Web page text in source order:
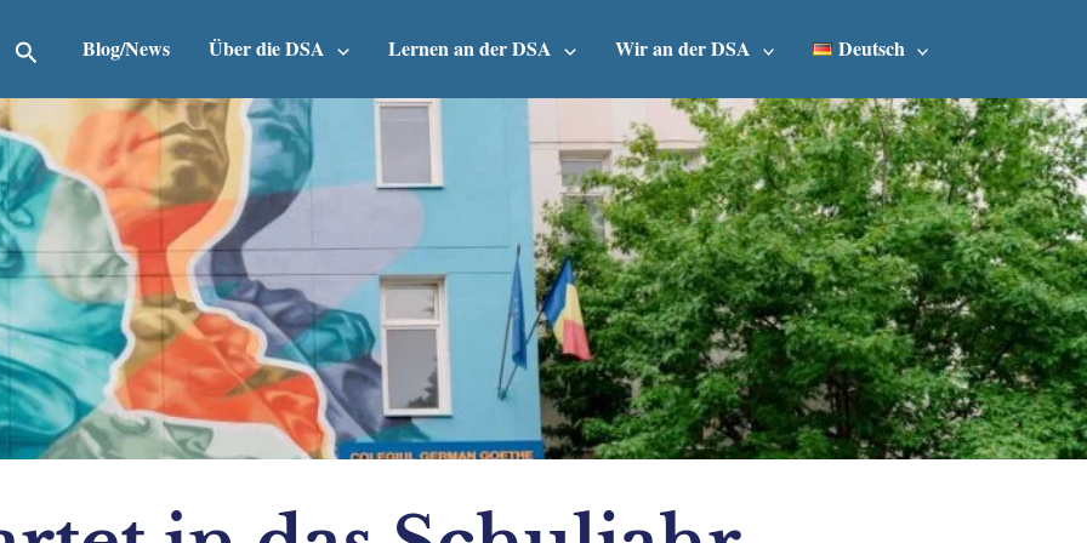
SuchenBlog/News Über die DSA Lernen an der DSA Wir an der DSA Deutsch